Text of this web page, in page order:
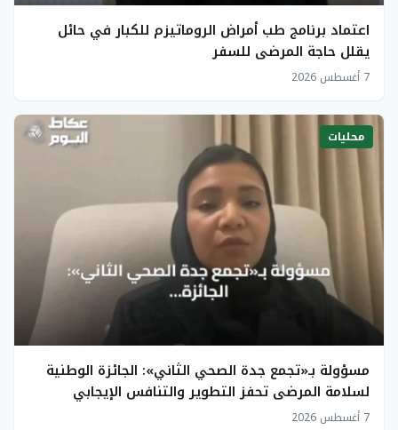
اعتماد برنامج طب أمراض الروماتيزم للكبار في حائل
يقلل حاجة المرضى للسفر
7 أغسطس 2026
محليات
مسؤولة بـ«تجمع جدة الصحي الثاني»: الجائزة الوطنية
لسلامة المرضى تحفز التطوير والتنافس الإيجابي
7 أغسطس 2026